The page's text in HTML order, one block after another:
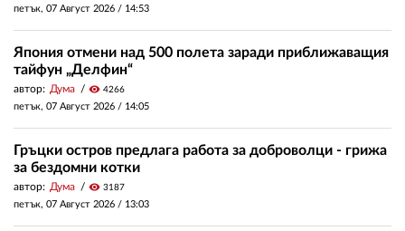
петък, 07 Август 2026 / 14:53
Япония отмени над 500 полета заради приближаващия
тайфун „Делфин“
автор: Дума visibility 4266
петък, 07 Август 2026 / 14:05
Гръцки остров предлага работа за доброволци - грижа
за бездомни котки
автор: Дума visibility 3187
петък, 07 Август 2026 / 13:03